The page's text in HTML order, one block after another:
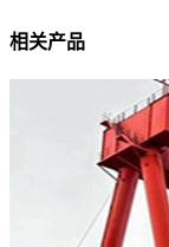
相关产品